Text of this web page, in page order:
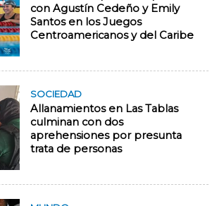
con Agustín Cedeño y Emily
Santos en los Juegos
Centroamericanos y del Caribe
SOCIEDAD
Allanamientos en Las Tablas
culminan con dos
aprehensiones por presunta
trata de personas